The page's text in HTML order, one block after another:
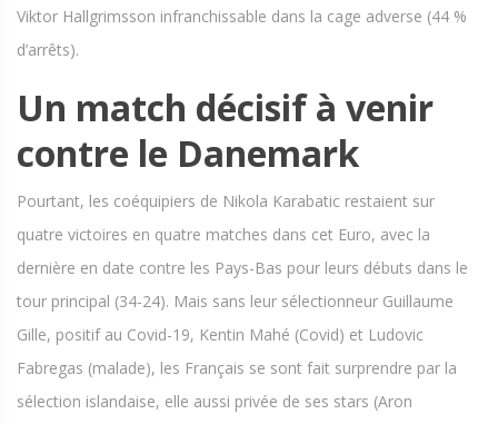
Viktor Hallgrimsson infranchissable dans la cage adverse (44 %
d’arrêts).
Un match décisif à venir
contre le Danemark
Pourtant, les coéquipiers de Nikola Karabatic restaient sur
quatre victoires en quatre matches dans cet Euro, avec la
dernière en date contre les Pays-Bas pour leurs débuts dans le
tour principal (34-24). Mais sans leur sélectionneur Guillaume
Gille, positif au Covid-19, Kentin Mahé (Covid) et Ludovic
Fabregas (malade), les Français se sont fait surprendre par la
sélection islandaise, elle aussi privée de ses stars (Aron